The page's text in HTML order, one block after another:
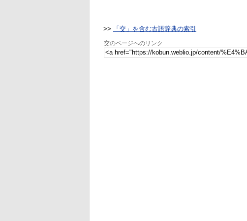
>> 「交」を含む古語辞典の索引
交のページへのリンク